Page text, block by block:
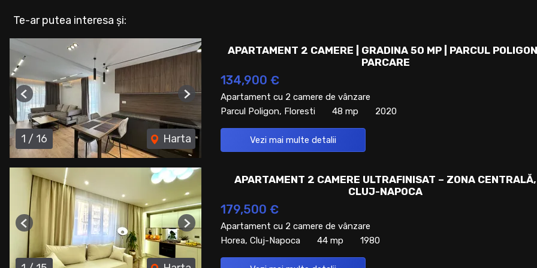
Te-ar putea interesa și:
1 / 16 Harta
Previous Next
APARTAMENT 2 CAMERE | GRADINA 50 MP | PARCUL
PARCARE
134,900 €
Apartament cu 2 camere de vânzare
Parcul Poligon, Floresti
48 mp 2020
Vezi mai multe detalii
Previous Next
APARTAMENT 2 CAMERE ULTRAFINISAT – ZONA CENTRALĂ,
CLUJ-NAPOCA
179,500 €
Apartament cu 2 camere de vânzare
Horea, Cluj-Napoca
44 mp 1980